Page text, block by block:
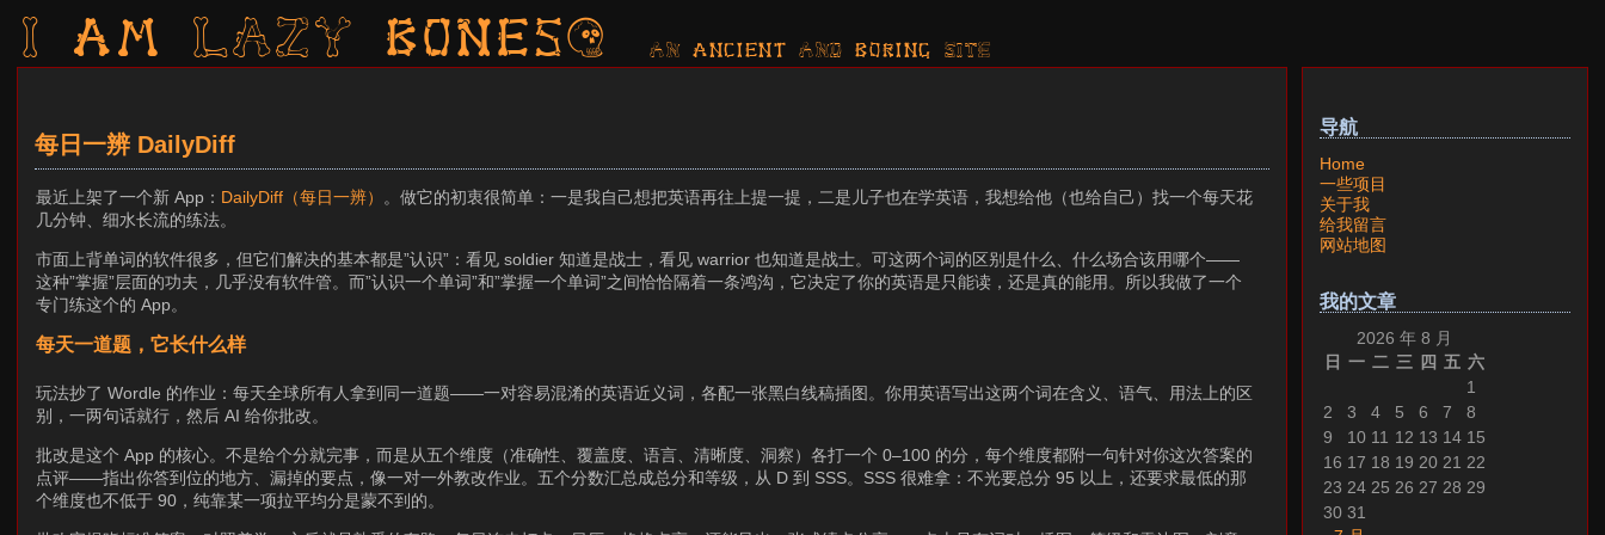
I am LAZY bones? AN ancient AND boring SITE
每日一辨 DailyDiff
最近上架了一个新 App： DailyDiff（每日一辨）
。做它的初衷很简单：一是我自己想把英语再往上提一提，二是儿子也在学英语，我想给他（也给自己）找一个每天花
几分钟、细水长流的练法。
市面上背单词的软件很多，但它们解决的基本都是”认识”：看见 soldier 知道是战士，看见 warrior 也知道是战士。可这两个词的区别是什么、什么场合该用哪个——
这种”掌握”层面的功夫，几乎没有软件管。而”认识一个单词”和”掌握一个单词”之间恰恰隔着一条鸿沟，它决定了你的英语是只能读，还是真的能用。所以我做了一个
专门练这个的 App。
每天一道题，它长什么样
玩法抄了 Wordle 的作业：每天全球所有人拿到同一道题——一对容易混淆的英语近义词，各配一张黑白线稿插图。你用英语写出这两个词在含义、语气、用法上的区
别，一两句话就行，然后 AI 给你批改。
批改是这个 App 的核心。不是给个分就完事，而是从五个维度（准确性、覆盖度、语言、清晰度、洞察）各打一个 0–100 的分，每个维度都附一句针对你这次答案的
点评——指出你答到位的地方、漏掉的要点，像一对一外教改作业。五个分数汇总成总分和等级，从 D 到 SSS。SSS 很难拿：不光要总分 95 以上，还要求最低的那
个维度也不低于 90，纯靠某一项拉平均分是蒙不到的。
导航
Home
一些项目
关于我
给我留言
网站地图
我的文章
2026 年 8 月
日 一 二 三 四 五 六
1
2
3 4 5 6 7
8
9
10 11 12 13 14 15
16 17 18 19 20 21 22
23 24 25 26 27 28 29
30 31